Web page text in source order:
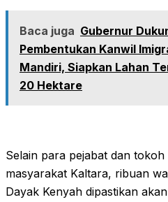
Baca juga Gubernur
Pembentukan Kanwil
Mandiri, Siapkan Lahan
20 Hektare
Selain para pejabat dan tokoh
masyarakat Kaltara, ribuan
Dayak Kenyah dipastikan